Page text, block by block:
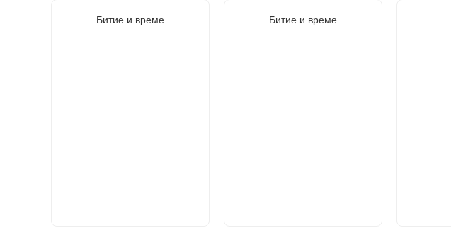
Битие и време Битие и време